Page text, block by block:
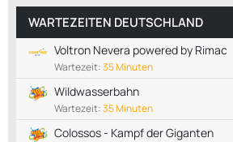
WARTEZEITEN DEUTSCHLAND
Voltron Nevera powered by Rimac
Wartezeit:35 Minuten
Wildwasserbahn
Wartezeit:35 Minuten
Colossos - Kampf der Giganten